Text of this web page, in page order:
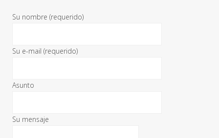
Su nombre (requerido)
Su e-mail (requerido)
Asunto
Su mensaje